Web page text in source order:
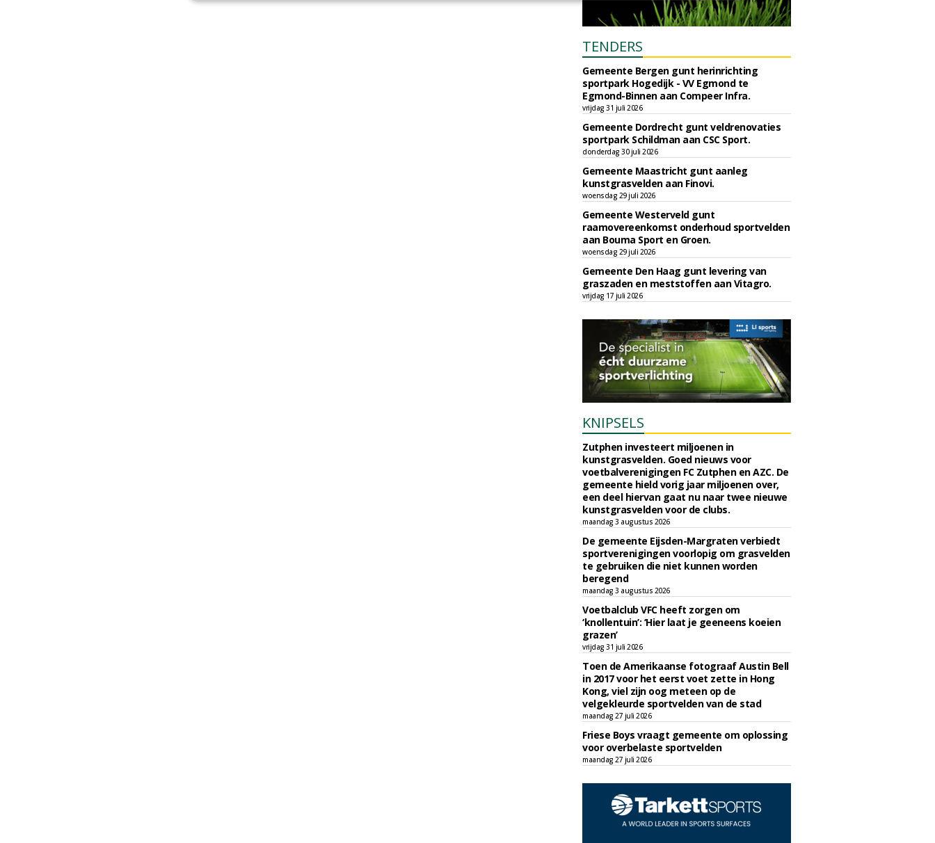
TENDERS
Gemeente Bergen gunt herinrichting
sportpark Hogedijk - VV Egmond te
Egmond-Binnen aan Compeer Infra.
vrijdag 31 juli 2026
Gemeente Dordrecht gunt veldrenovaties
sportpark Schildman aan CSC Sport.
donderdag 30 juli 2026
Gemeente Maastricht gunt aanleg
kunstgrasvelden aan Finovi.
woensdag 29 juli 2026
Gemeente Westerveld gunt
raamovereenkomst onderhoud sportvelden
aan Bouma Sport en Groen.
woensdag 29 juli 2026
Gemeente Den Haag gunt levering van
graszaden en meststoffen aan Vitagro.
vrijdag 17 juli 2026
KNIPSELS
Zutphen investeert miljoenen in
kunstgrasvelden. Goed nieuws voor
voetbalverenigingen FC Zutphen en AZC. De
gemeente hield vorig jaar miljoenen over,
een deel hiervan gaat nu naar twee nieuwe
kunstgrasvelden voor de clubs.
maandag 3 augustus 2026
De gemeente Eijsden-Margraten verbiedt
sportverenigingen voorlopig om grasvelden
te gebruiken die niet kunnen worden
beregend
maandag 3 augustus 2026
Voetbalclub VFC heeft zorgen om
‘knollentuin’: ‘Hier laat je geeneens koeien
grazen’
vrijdag 31 juli 2026
Toen de Amerikaanse fotograaf Austin Bell
in 2017 voor het eerst voet zette in Hong
Kong, viel zijn oog meteen op de
velgekleurde sportvelden van de stad
maandag 27 juli 2026
Friese Boys vraagt gemeente om oplossing
voor overbelaste sportvelden
maandag 27 juli 2026